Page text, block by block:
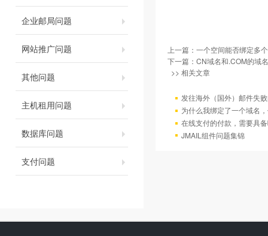
企业邮局问题
网站推广问题
其他问题
主机租用问题
数据库问题
支付问题
上一篇： 一个空间能否绑定多
下一篇： CN域名和.COM的域
>> 相关文章
发往海外（国外）邮件失
为什么我绑定了一个域名
在线支付的付款，需要具
JMAIL组件问题集锦